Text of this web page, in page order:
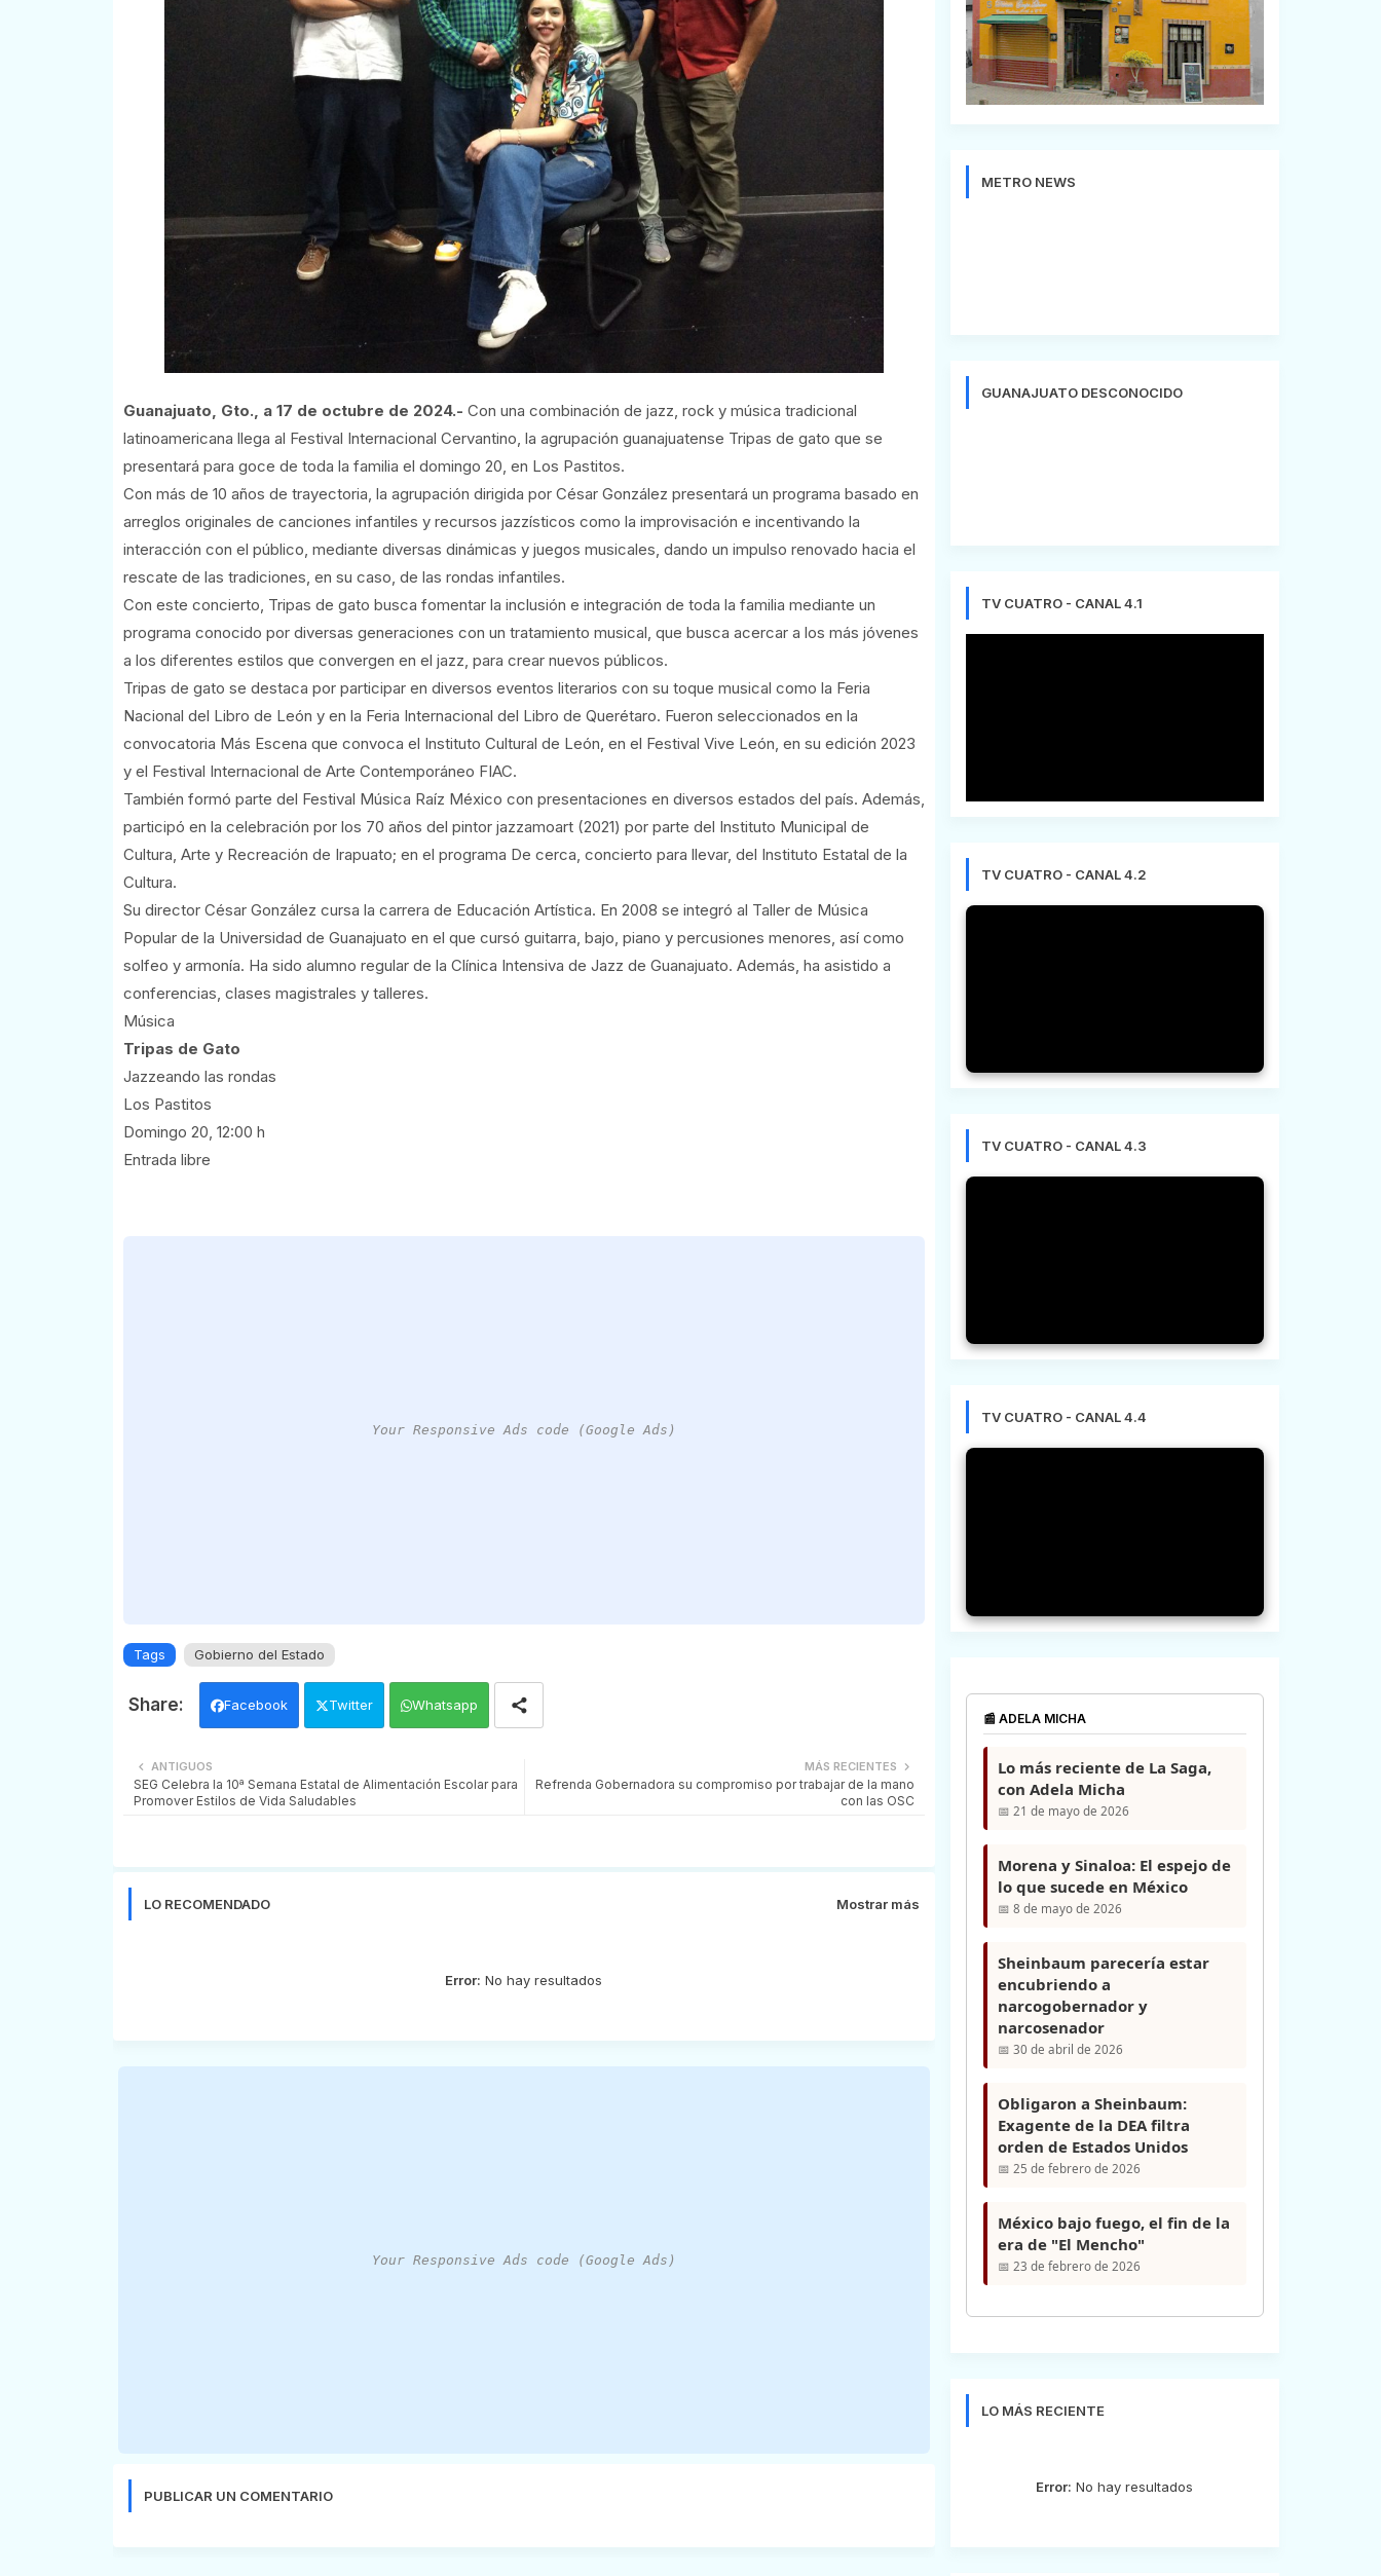
Guanajuato, Gto., a 17 de octubre de 2024.- Con una combinación de jazz, rock y música tradicional
latinoamericana llega al Festival Internacional Cervantino, la agrupación guanajuatense Tripas de gato que se
presentará para goce de toda la familia el domingo 20, en Los Pastitos.
Con más de 10 años de trayectoria, la agrupación dirigida por César González presentará un programa basado en
arreglos originales de canciones infantiles y recursos jazzísticos como la improvisación e incentivando la
interacción con el público, mediante diversas dinámicas y juegos musicales, dando un impulso renovado hacia el
rescate de las tradiciones, en su caso, de las rondas infantiles.
Con este concierto, Tripas de gato busca fomentar la inclusión e integración de toda la familia mediante un
programa conocido por diversas generaciones con un tratamiento musical, que busca acercar a los más jóvenes
a los diferentes estilos que convergen en el jazz, para crear nuevos públicos.
Tripas de gato se destaca por participar en diversos eventos literarios con su toque musical como la Feria
Nacional del Libro de León y en la Feria Internacional del Libro de Querétaro. Fueron seleccionados en la
convocatoria Más Escena que convoca el Instituto Cultural de León, en el Festival Vive León, en su edición 2023
y el Festival Internacional de Arte Contemporáneo FIAC.
También formó parte del Festival Música Raíz México con presentaciones en diversos estados del país. Además,
participó en la celebración por los 70 años del pintor jazzamoart (2021) por parte del Instituto Municipal de
Cultura, Arte y Recreación de Irapuato; en el programa De cerca, concierto para llevar, del Instituto Estatal de la
Cultura.
Su director César González cursa la carrera de Educación Artística. En 2008 se integró al Taller de Música
Popular de la Universidad de Guanajuato en el que cursó guitarra, bajo, piano y percusiones menores, así como
solfeo y armonía. Ha sido alumno regular de la Clínica Intensiva de Jazz de Guanajuato. Además, ha asistido a
conferencias, clases magistrales y talleres.
Música
Tripas de Gato
Jazzeando las rondas
Los Pastitos
Domingo 20, 12:00 h
Entrada libre
Your Responsive Ads code (Google Ads)
Tags Gobierno del Estado
Facebook Twitter Whatsapp
MÁS RECIENTES
Refrenda Gobernadora su compromiso por trabajar de la mano
con las OSC
ANTIGUOS
SEG Celebra la 10ª Semana Estatal de Alimentación Escolar para
Promover Estilos de Vida Saludables
LO RECOMENDADO Mostrar más
Error: No hay resultados
Your Responsive Ads code (Google Ads)
PUBLICAR UN COMENTARIO
METRO NEWS
GUANAJUATO DESCONOCIDO
TV CUATRO - CANAL 4.1
TV CUATRO - CANAL 4.2
TV CUATRO - CANAL 4.3
TV CUATRO - CANAL 4.4
📰 ADELA MICHA
Lo más reciente de La Saga,
con Adela Micha
📅 21 de mayo de 2026
Morena y Sinaloa: El espejo de
lo que sucede en México
📅 8 de mayo de 2026
Sheinbaum parecería estar
encubriendo a
narcogobernador y
narcosenador
📅 30 de abril de 2026
Obligaron a Sheinbaum:
Exagente de la DEA filtra
orden de Estados Unidos
📅 25 de febrero de 2026
México bajo fuego, el fin de la
era de "El Mencho"
📅 23 de febrero de 2026
LO MÁS RECIENTE
Error: No hay resultados